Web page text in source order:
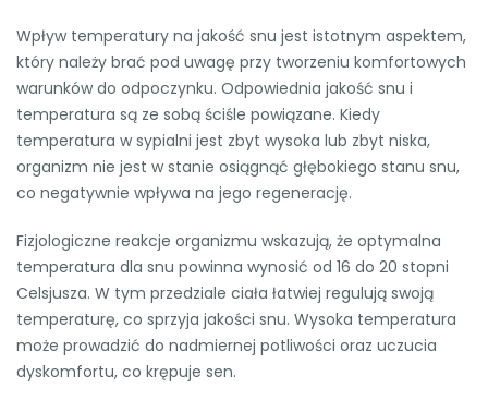
Wpływ temperatury na jakość snu jest istotnym aspektem,
który należy brać pod uwagę przy tworzeniu komfortowych
warunków do odpoczynku. Odpowiednia jakość snu i
temperatura są ze sobą ściśle powiązane. Kiedy
temperatura w sypialni jest zbyt wysoka lub zbyt niska,
organizm nie jest w stanie osiągnąć głębokiego stanu snu,
co negatywnie wpływa na jego regenerację.
Fizjologiczne reakcje organizmu wskazują, że optymalna
temperatura dla snu powinna wynosić od 16 do 20 stopni
Celsjusza. W tym przedziale ciała łatwiej regulują swoją
temperaturę, co sprzyja jakości snu. Wysoka temperatura
może prowadzić do nadmiernej potliwości oraz uczucia
dyskomfortu, co krępuje sen.